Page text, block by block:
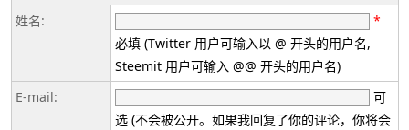
姓名:
*
必填 (Twitter 用户可输入以 @ 开头的用户名,
Steemit 用户可输入 @@ 开头的用户名)
E-mail:
可
选 (不会被公开。如果我回复了你的评论，你将会